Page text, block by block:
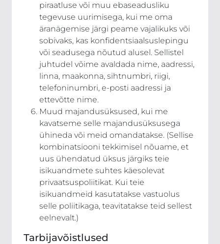
piraatluse või muu ebaseadusliku
tegevuse uurimisega, kui me oma
äranägemise järgi peame vajalikuks või
sobivaks, kas konfidentsiaalsuslepingu
või seadusega nõutud alusel. Sellistel
juhtudel võime avaldada nime, aadressi,
linna, maakonna, sihtnumbri, riigi,
telefoninumbri, e-posti aadressi ja
ettevõtte nime.
Muud majandusüksused, kui me
kavatseme selle majandusüksusega
ühineda või meid omandatakse. (Sellise
kombinatsiooni tekkimisel nõuame, et
uus ühendatud üksus järgiks teie
isikuandmete suhtes käesolevat
privaatsuspoliitikat. Kui teie
isikuandmeid kasutatakse vastuolus
selle poliitikaga, teavitatakse teid sellest
eelnevalt.)
Tarbijavõistlused